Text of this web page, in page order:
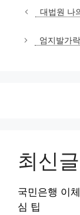
대법원 나
엄지발가
최신글
국민은행 이
심 팁